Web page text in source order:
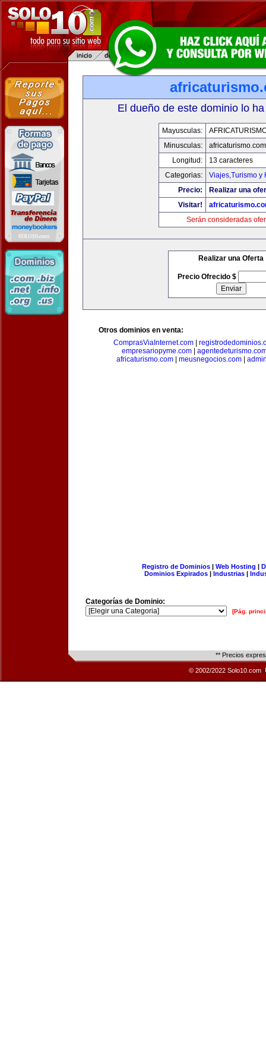
El dueño de este dominio lo
Mayusculas:
Minusculas:
africaturismo.com
Longitud:
13 caracteres
Categorias:
Viajes,Turismo y
Precio:
Realizar una
Visitar!
Serán consideradas
Realizar una Oferta
Precio Ofrecido $
Otros dominios en venta:
ComprasViaInternet.com
empresariopyme.com|
africaturismo.com
meusnegocios.com
Registro de Dominios| Web Hosting |
Dominios Expirados | Industrias |
Categorías de Dominio:
[Pág.
** Precios
© 2002/2022 Solo10.com